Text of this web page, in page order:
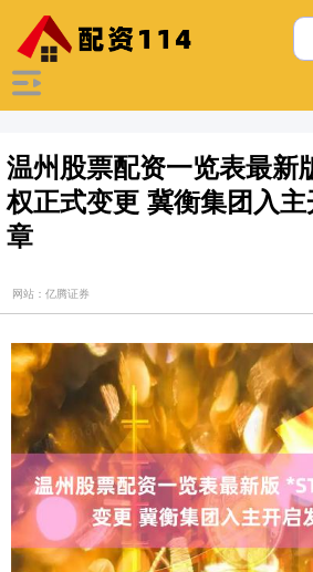
温州股票配资一览表最新
权正式变更 冀衡集团入
章
网站：亿腾证券